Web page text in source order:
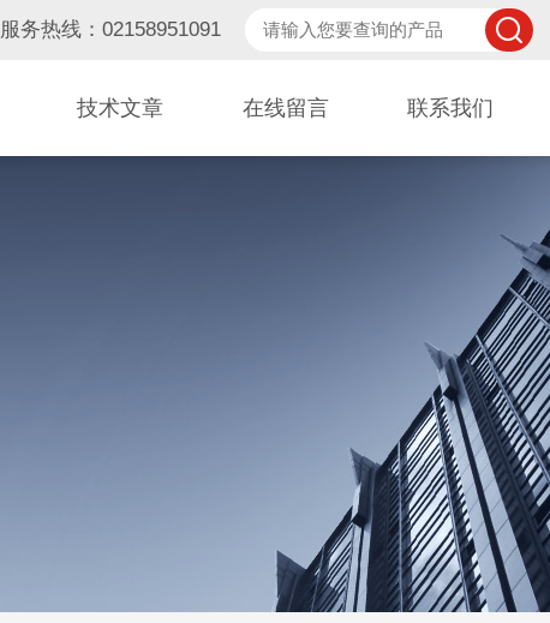
服务热线：02158951091
技术文章 在线留言 联系我们